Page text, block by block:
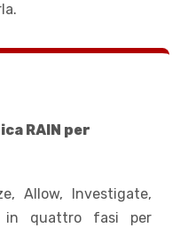
RAIN per
Allow, Investigate,
in quattro fasi per